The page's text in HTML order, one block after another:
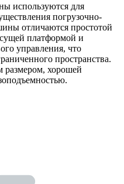
используются для
погрузочно-
отличаются простотой
платформой и
управления, что
пространства.
хорошей